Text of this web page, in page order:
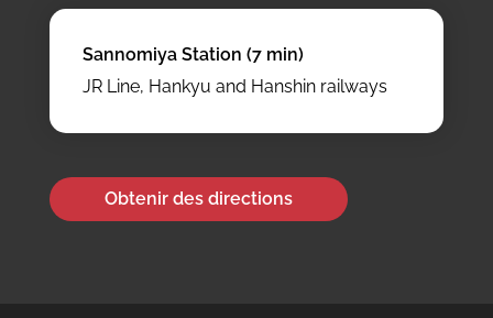
Sannomiya Station (7 min)
JR Line, Hankyu and Hanshin railways
Obtenir des directions